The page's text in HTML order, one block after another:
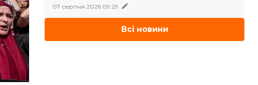
07 серпня 2026 09:29
Всі новини